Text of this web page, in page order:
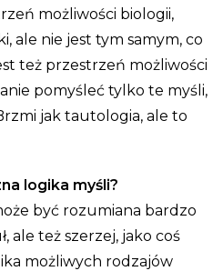
możliwości biologii,
ale nie jest tym samym, co
też przestrzeń możliwości
pomyśleć tylko te myśli,
jak tautologia, ale to
logika myśli?
być rozumiana bardzo
ale też szerzej, jako coś
możliwych rodzajów